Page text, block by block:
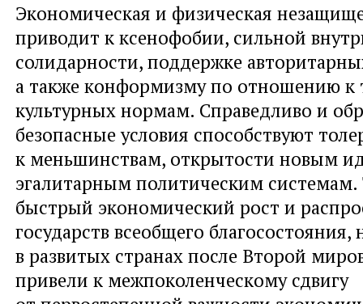
Экономическая и физическая
приводит к ксенофобии, сильной
солидарности, поддержке
а также конформизму по отношению
культурных нормам. Справедливо и
безопасные условия способствуют
к меньшинствам, открытости новым
эгалитарным политическим
быстрый экономический рост и
государств всеобщего
в развитых странах после Второй
привели к межпоколенческому сдвигу